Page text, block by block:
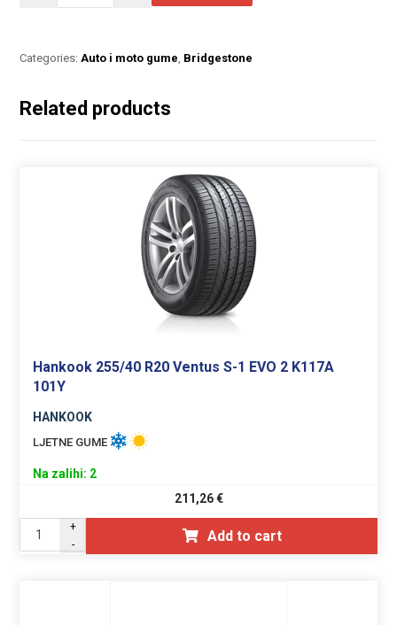
Categories:Auto i moto gume, Bridgestone
Related products
Hankook 255/40 R20 Ventus S-1 EVO 2 K117A
101Y
HANKOOK
LJETNE GUME
Na zalihi: 2
211,26€
+
-
Add to cart